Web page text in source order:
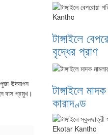
উদযাপন
দাস প্রমুখ।
টাঙ্গাইলে
বৃদ্ধের প্রাণ
টাঙ্গাইলে
কারাদণ্ড